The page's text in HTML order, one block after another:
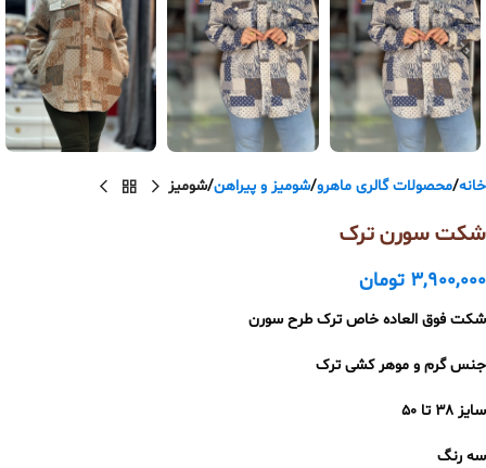
خانه محصولات گالری ماهرو شومیز و پیراهن شومیز
شکت سورن ترک
3,900,000 تومان
شکت فوق العاده خاص ترک طرح سورن
جنس گرم و موهر کشی ترک
سایز ۳۸ تا ۵۰
سه رنگ